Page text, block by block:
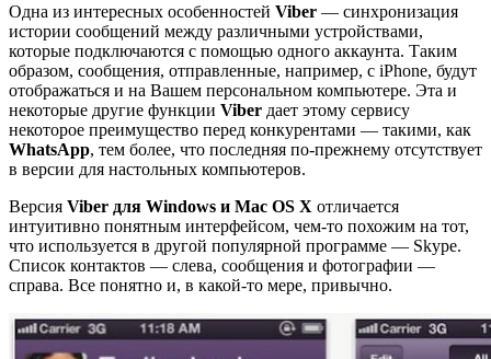
Одна из интересных особенностей Viber — синхронизация
истории сообщений между различными устройствами,
которые подключаются с помощью одного аккаунта. Таким
образом, сообщения, отправленные, например, с iPhone, будут
отображаться и на Вашем персональном компьютере. Эта и
некоторые другие функции Viber дает этому сервису
некоторое преимущество перед конкурентами — такими, как
WhatsApp, тем более, что последняя по-прежнему отсутствует
в версии для настольных компьютеров.
Версия Viber для Windows и Mac OS X отличается
интуитивно понятным интерфейсом, чем-то похожим на тот,
что используется в другой популярной программе — Skype.
Список контактов — слева, сообщения и фотографии —
справа. Все понятно и, в какой-то мере, привычно.